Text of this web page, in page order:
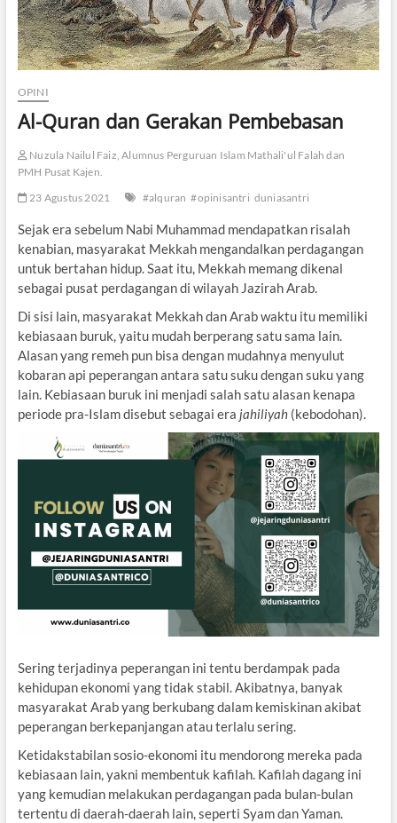
OPINI
Al-Quran dan Gerakan Pembebasan
Nuzula Nailul Faiz, Alumnus Perguruan Islam Mathali'ul Falah dan
PMH Pusat Kajen.
23 Agustus 2021
#alquran #opinisantri duniasantri
Sejak era sebelum Nabi Muhammad mendapatkan risalah
kenabian, masyarakat Mekkah mengandalkan perdagangan
untuk bertahan hidup. Saat itu, Mekkah memang dikenal
sebagai pusat perdagangan di wilayah Jazirah Arab.
Di sisi lain, masyarakat Mekkah dan Arab waktu itu memiliki
kebiasaan buruk, yaitu mudah berperang satu sama lain.
Alasan yang remeh pun bisa dengan mudahnya menyulut
kobaran api peperangan antara satu suku dengan suku yang
lain. Kebiasaan buruk ini menjadi salah satu alasan kenapa
periode pra-Islam disebut sebagai era jahiliyah(kebodohan).
Sering terjadinya peperangan ini tentu berdampak pada
kehidupan ekonomi yang tidak stabil. Akibatnya, banyak
masyarakat Arab yang berkubang dalam kemiskinan akibat
peperangan berkepanjangan atau terlalu sering.
Ketidakstabilan sosio-ekonomi itu mendorong mereka pada
kebiasaan lain, yakni membentuk kafilah. Kafilah dagang ini
yang kemudian melakukan perdagangan pada bulan-bulan
tertentu di daerah-daerah lain, seperti Syam dan Yaman.